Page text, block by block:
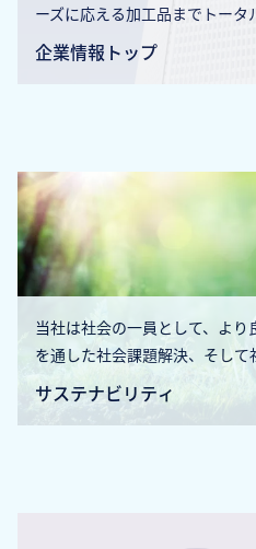
ーズに応える加工品までトー
ます。
企業情報トップ
当社は社会の一員として、よ
を通した社会課題解決、そし
す。
サステナビリティ